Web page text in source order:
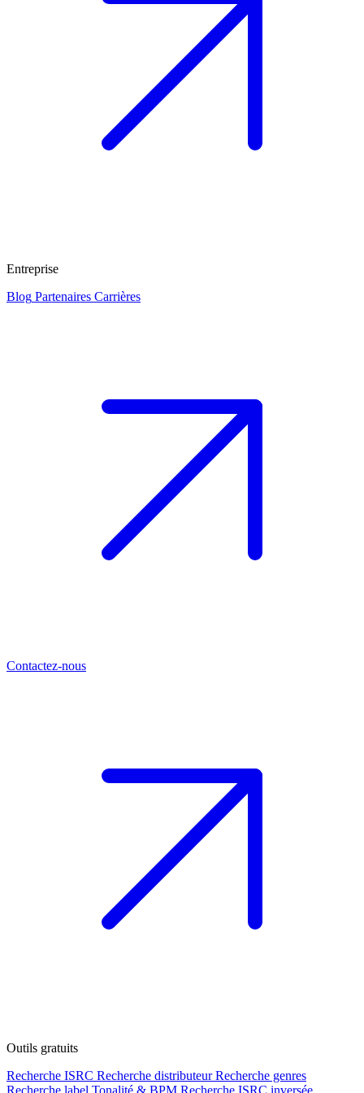
Entreprise
Blog Partenaires Carrières
Contactez-nous
Outils gratuits
Recherche ISRC Recherche distributeur Recherche genres
Recherche label Tonalité & BPM Recherche ISRC inversée